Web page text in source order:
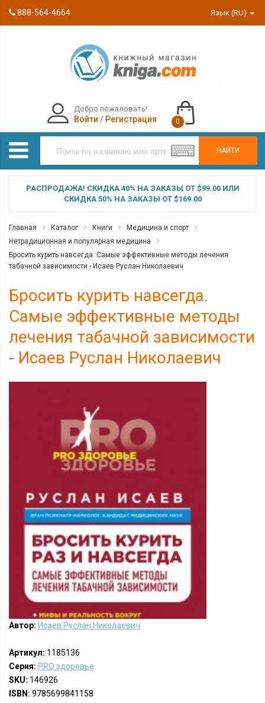
888-564-4664 Язык (RU)
НАЙТИ
Добро пожаловать!
Войти / Регистрация 0
РАСПРОДАЖА! СКИДКА 40% НА ЗАКАЗЫ ОТ $99.00 ИЛИ
СКИДКА 50% НА ЗАКАЗЫ ОТ $169.00
Главная Каталог Книги
Медицина и спорт
Нетрадиционная и популярная медицина
Бросить курить навсегда. Самые эффективные методы лечения
табачной зависимости - Исаев Руслан Николаевич
Бросить курить навсегда.
Самые эффективные методы
лечения табачной зависимости
- Исаев Руслан Николаевич
Автор: Исаев Руслан Николаевич
Артикул: 1185136
Серия: PRO здоровье
SKU: 146926
ISBN: 9785699841158